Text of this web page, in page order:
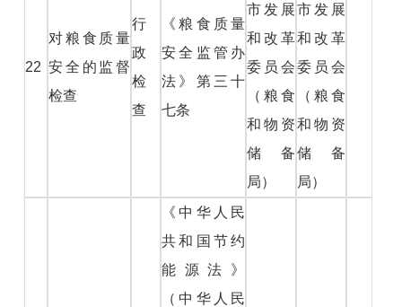
22
对粮食质量
安全的监督
检查
行
政
检
查
《粮食质量
安全监管办
法》第三十
七条
市发展
和改革
委员会
（粮食
和物资
储备
局）
市发展
和改革
委员会
（粮食
和物资
储备
局）
《中华人民
共和国节约
能源法》
（中华人民